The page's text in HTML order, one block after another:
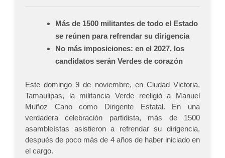
Más de 1500 militantes de todo el Estado
se reúnen para refrendar su dirigencia
No más imposiciones: en el 2027, los
candidatos serán Verdes de corazón
Este domingo 9 de noviembre, en Ciudad Victoria,
Tamaulipas, la militancia Verde reeligió a Manuel
Muñoz Cano como Dirigente Estatal. En una
verdadera celebración partidista, más de 1500
asambleístas asistieron a refrendar su dirigencia,
después de poco más de 4 años de haber iniciado en
el cargo.